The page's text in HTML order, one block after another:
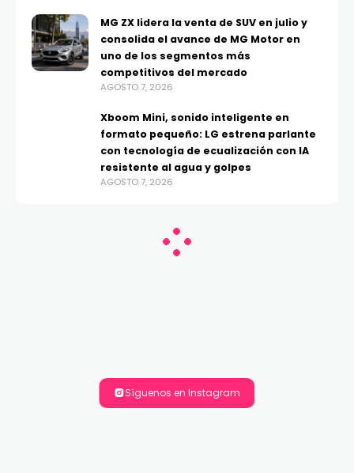
MG ZX lidera la venta de SUV en julio y
consolida el avance de MG Motor en
uno de los segmentos más
competitivos del mercado
AGOSTO 7, 2026
Xboom Mini, sonido inteligente en
formato pequeño: LG estrena parlante
con tecnología de ecualización con IA
resistente al agua y golpes
AGOSTO 7, 2026
Síguenos en Instagram